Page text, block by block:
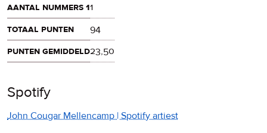
aantal nummers 11
totaal punten
94
punten gemiddeld23,50
Spotify
John Cougar Mellencamp | Spotify artiest